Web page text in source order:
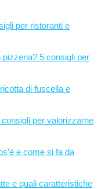
per ristoranti e
5 consigli per
di fuscella e
per valorizzarne
e come si fa da
e quali caratteristiche